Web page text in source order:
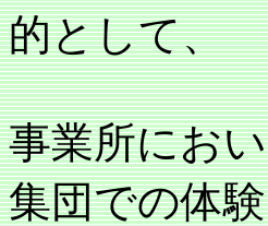
的として、
事業所にお
集団での体